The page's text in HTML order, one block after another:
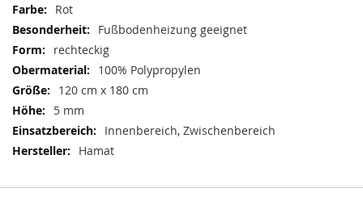
Mehr
Informationen
Rot
Fußbodenheizung geeignet
rechteckig
100% Polypropylen
120 cm x 180 cm
5 mm
Innenbereich, Zwischenbereich
Hamat